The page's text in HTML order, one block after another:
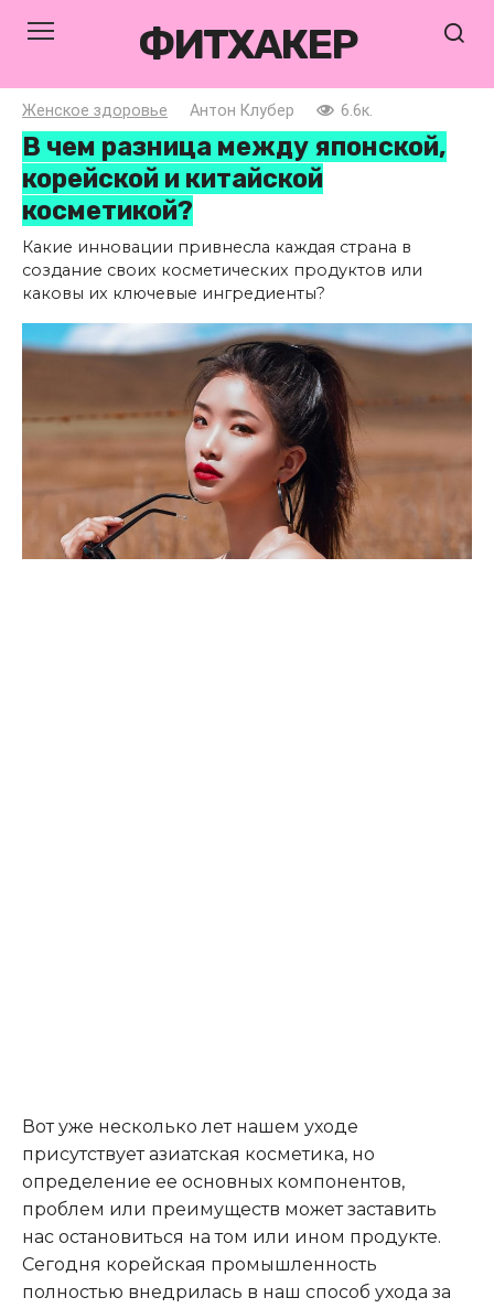
ФИТХАКЕР
Женское здоровье Антон Клубер 6.6к.
В чем разница между японской,
корейской и китайской
косметикой?
Какие инновации привнесла каждая страна в
создание своих косметических продуктов или
каковы их ключевые ингредиенты?
Вот уже несколько лет нашем уходе
присутствует азиатская косметика, но
определение ее основных компонентов,
проблем или преимуществ может заставить
нас остановиться на том или ином продукте.
Сегодня корейская промышленность
полностью внедрилась в наш способ ухода за